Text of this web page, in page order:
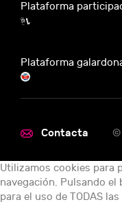
Plataforma
Plataforma
Contacta ©
Utilizamos cookies para
navegación. Pulsando
para el uso de TODAS